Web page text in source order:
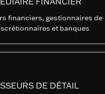
financiers, gestionnaires de
et banques
DE DÉTAIL
Dernière NAV
Indicateur de risque